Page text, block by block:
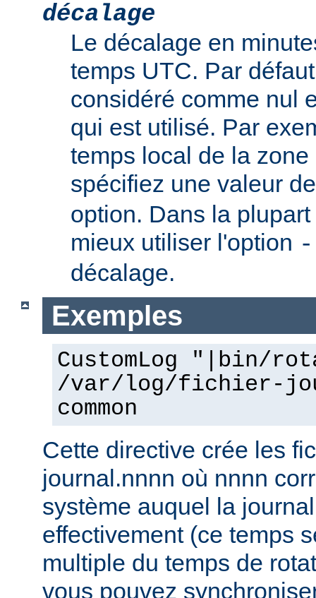
décalage
Le décalage en
temps UTC. Par
considéré comme nul
qui est utilisé. Par
temps local de la
spécifiez une valeur
option. Dans la
mieux utiliser l'option
décalage.
Exemples
CustomLog "|bin/
/var/log/fichier-
common
Cette directive crée les
journal.nnnn où nnnn
système auquel la
effectivement (ce temps
multiple du temps de
vous pouvez